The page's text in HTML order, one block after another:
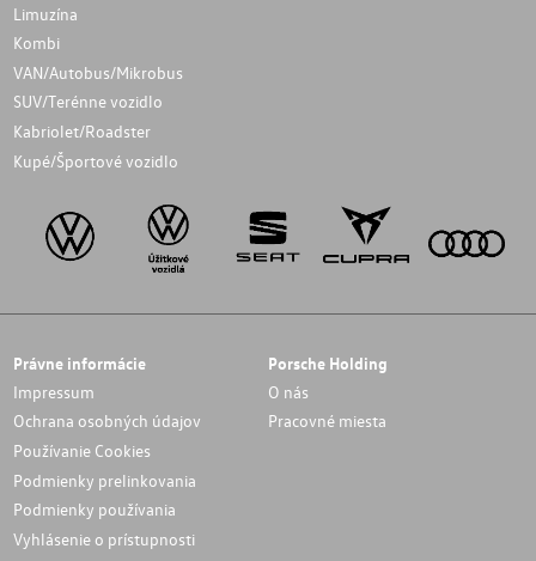
Limuzína
Kombi
VAN/Autobus/Mikrobus
SUV/Terénne vozidlo
Kabriolet/Roadster
Kupé/Športové vozidlo
Právne informácie
Impressum
Ochrana osobných údajov
Používanie Cookies
Podmienky prelinkovania
Podmienky používania
Vyhlásenie o prístupnosti
Porsche Holding
O nás
Pracovné miesta